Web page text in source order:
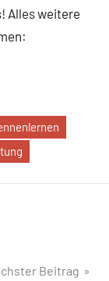
Alles weitere
Beitrag